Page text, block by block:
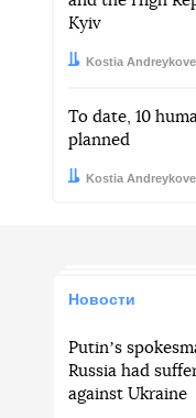
Kyiv
Автор:
Kostia
Дата:
To date, 10
planned
Автор:
Kostia
Дата:
Новости
Putinʼs
Russia had
against Ukraine